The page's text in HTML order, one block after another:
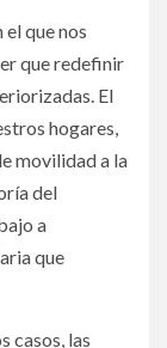
que nos
que redefinir
El
hogares,
movilidad a la
del
a
que
casos, las